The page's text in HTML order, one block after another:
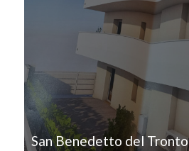
San Benedetto del Tronto